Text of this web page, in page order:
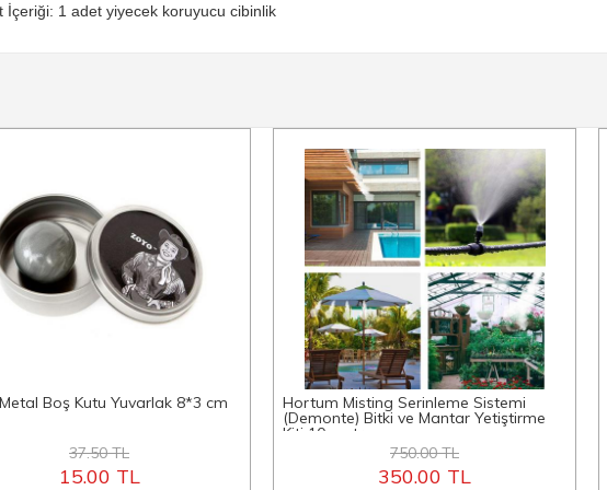
İçeriği: 1 adet yiyecek koruyucu cibinlik
Boş Kutu Yuvarlak 8*3 cm
37.50 TL
15.00 TL
Hortum Misting Serinleme Sistemi
(Demonte) Bitki ve Mantar Yetiştirme
Kiti 10 metre
750.00 TL
350.00 TL